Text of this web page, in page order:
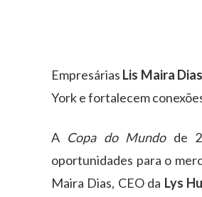
Empresárias Lis Maira Dias
York e fortalecem
A Copa do Mundode
oportunidades para o
Maira Dias, CEO da Lys